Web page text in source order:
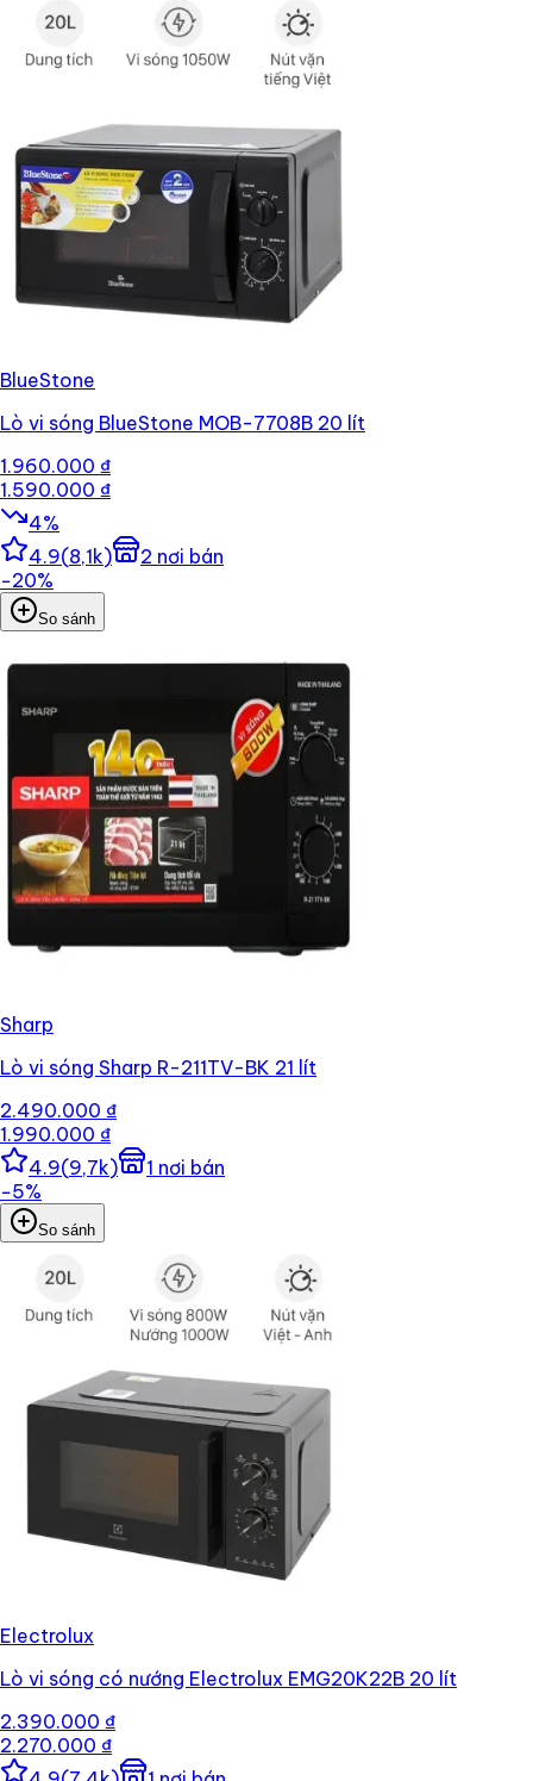
BlueStone
Lò vi sóng BlueStone MOB-7708B 20 lít
1.960.000 ₫
1.590.000 ₫
4%
4.9(8,1k) 2 nơi bán
−20%
So sánh
Sharp
Lò vi sóng Sharp R-211TV-BK 21 lít
2.490.000 ₫
1.990.000 ₫
4.9(9,7k) 1 nơi bán
−5%
So sánh
Electrolux
Lò vi sóng có nướng Electrolux EMG20K22B 20 lít
2.390.000 ₫
2.270.000 ₫